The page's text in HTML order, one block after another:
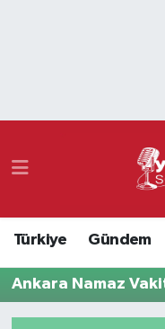
Türkiye Gündem
Ankara Namaz
Namaz Vakitleri
Süper Lig Puan